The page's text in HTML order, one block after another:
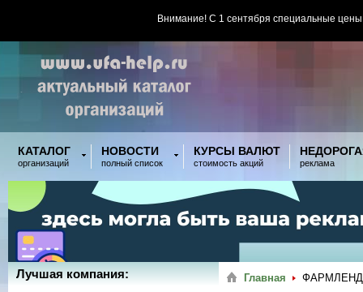
Внимание! С 1 сентября специальные
КАТАЛОГ
организаций
НОВОСТИ
полный список
КУРСЫ ВАЛЮТ
стоимость акций реклама
Главная ФАРМЛЕНД,
Лучшая компания: